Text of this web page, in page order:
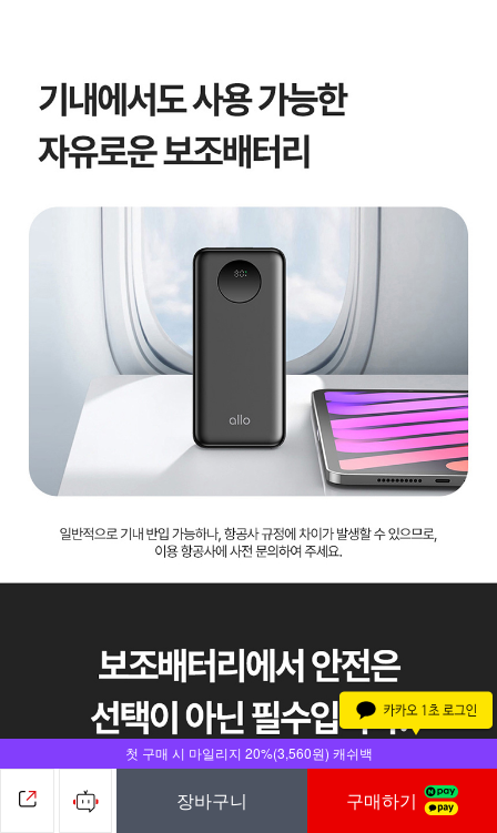
첫 구매 시 마일리지 20%(3,560원) 캐쉬백
장바구니 구매하기